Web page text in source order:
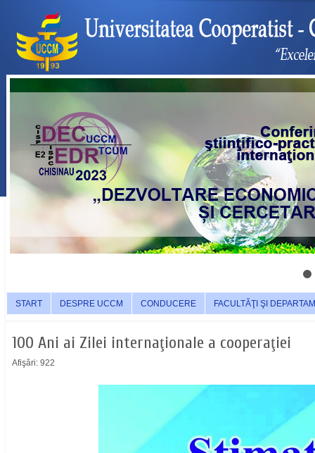
START DESPRE UCCM CONDUCERE FACULTĂŢI ŞI
100 Ani ai Zilei internaţionale a cooperaţiei
Afişări: 922